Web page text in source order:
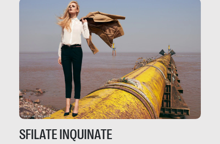
trae un guadagno. In questo reportage vediamo
quale e come.
SFILATE INQUINATE